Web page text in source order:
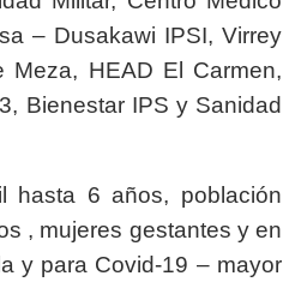
– Dusakawi IPSI, Virrey
Meza, HEAD El Carmen,
Bienestar IPS y Sanidad
hasta 6 años, población
, mujeres gestantes y en
y para Covid-19 – mayor